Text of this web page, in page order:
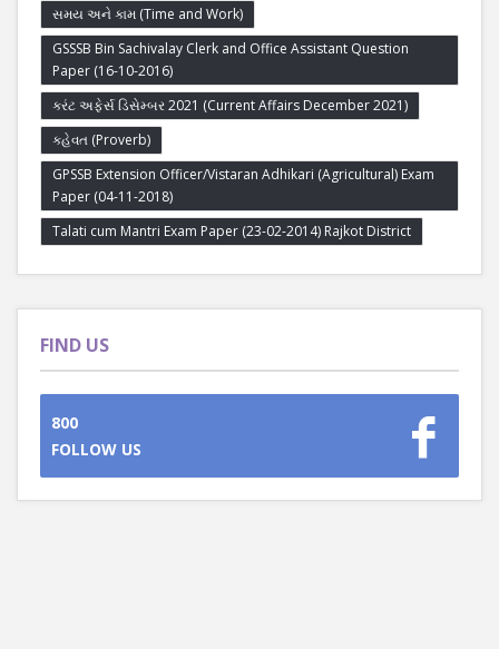
સમય અને કામ (Time and Work)
GSSSB Bin Sachivalay Clerk and Office Assistant Question
Paper (16-10-2016)
કરંટ અફેર્સ ડિસેમ્બર 2021 (Current Affairs December 2021)
કહેવત (Proverb)
GPSSB Extension Officer/Vistaran Adhikari (Agricultural) Exam
Paper (04-11-2018)
Talati cum Mantri Exam Paper (23-02-2014) Rajkot District
FIND US
800
FOLLOW US